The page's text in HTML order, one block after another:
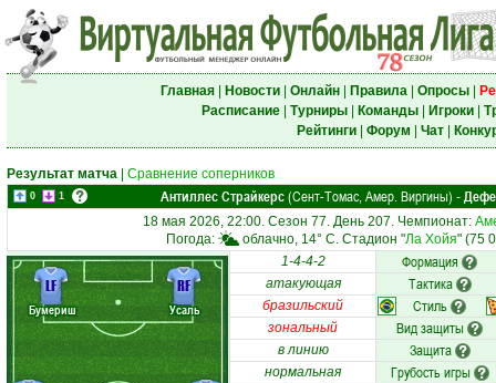
Главная| Новости| Онлайн| Правила| Опросы|
Расписание| Турниры| Команды| Игроки|
Рейтинги| Форум Чат|
Результат матча Сравнение соперников
0 1 Антиллес Страйкерс(Сент-Томас, Амер. Виргины) -
18 мая 2026, 22:00. Сезон 77. День 207. Чемпионат:
Погода:
облачно, 14° C. Стадион "Ла Хойя" (75
Бумериш Усаль
LF RF
1-4-4-2 Формация
атакующая Тактика
бразильский Стиль
зональный Вид защиты
в линию Защита
нормальная Грубость игры